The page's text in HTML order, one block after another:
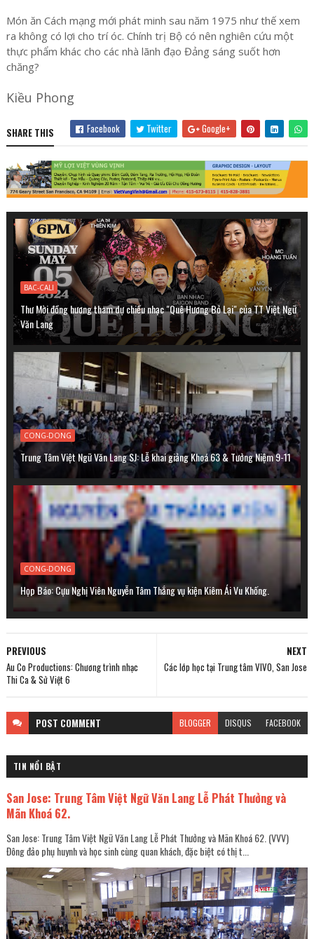
Món ăn Cách mạng mới phát minh sau năm 1975 như thế xem
ra không có lợi cho trí óc. Chính trị Bộ có nên nghiên cứu một
thực phẩm khác cho các nhà lãnh đạo Đảng sáng suốt hơn
chăng?
Kiều Phong
SHARE THIS Facebook Twitter Google+
BAC-CALI
Thư Mời đồng hương tham dự chiều nhạc "Quê Hương Bỏ Lại" của TT Việt Ngữ
Văn Lang
CONG-DONG
Trung Tâm Việt Ngữ Văn Lang SJ: Lễ khai giảng Khoá 63 & Tưởng Niệm 9-11
CONG-DONG
Họp Báo: Cựu Nghị Viên Nguyễn Tâm Thắng vụ kiện Kiêm Ái Vu Khống.
NEXT
Các lớp học tại Trung tâm VIVO, San Jose
PREVIOUS
Au Co Productions: Chương trình nhạc
Thi Ca & Sử Việt 6
POST COMMENT BLOGGER DISQUS FACEBOOK
TIN NỔI BẬT
San Jose: Trung Tâm Việt Ngữ Văn Lang Lễ Phát Thưởng và
Mãn Khoá 62.
San Jose: Trung Tâm Việt Ngữ Văn Lang Lễ Phát Thưởng và Mãn Khoá 62. (VVV)
Đông đảo phụ huynh và học sinh cùng quan khách, đặc biệt có thị t...